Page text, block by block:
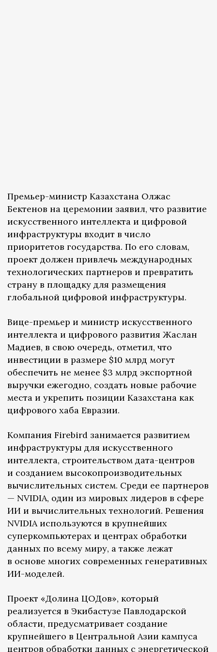
Премьер-министр Казахстана Олжас
Бектенов на церемонии заявил, что развитие
искусственного интеллекта и цифровой
инфраструктуры входит в число
приоритетов государства. По его словам,
проект должен привлечь международных
технологических партнеров и превратить
страну в площадку для размещения
глобальной цифровой инфраструктуры.
Вице-премьер и министр искусственного
интеллекта и цифрового развития Жаслан
Мадиев, в свою очередь, отметил, что
инвестиции в размере $10 млрд могут
обеспечить не менее $3 млрд экспортной
выручки ежегодно, создать новые рабочие
места и укрепить позиции Казахстана как
цифрового хаба Евразии.
Компания Firebird занимается развитием
инфраструктуры для искусственного
интеллекта, строительством дата-центров
и созданием высокопроизводительных
вычислительных систем. Среди ее партнеров
— NVIDIA, один из мировых лидеров в сфере
ИИ и вычислительных технологий. Решения
NVIDIA используются в крупнейших
суперкомпьютерах и центрах обработки
данных по всему миру, а также лежат
в основе многих современных генеративных
ИИ-моделей.
Проект «Долина ЦОДов», который
реализуется в Экибастузе Павлодарской
области, предусматривает создание
крупнейшего в Центральной Азии кампуса
центров обработки данных с энергетической